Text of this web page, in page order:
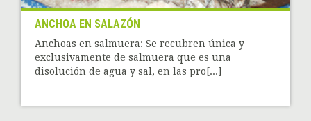
ANCHOA EN SALAZÓN
Anchoas en salmuera: Se recubren única y
exclusivamente de salmuera que es una
disolución de agua y sal, en las pro[...]